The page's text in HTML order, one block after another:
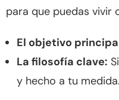
para que puedas vivir
El objetivo
La filosofía clave:
y hecho a tu medida.